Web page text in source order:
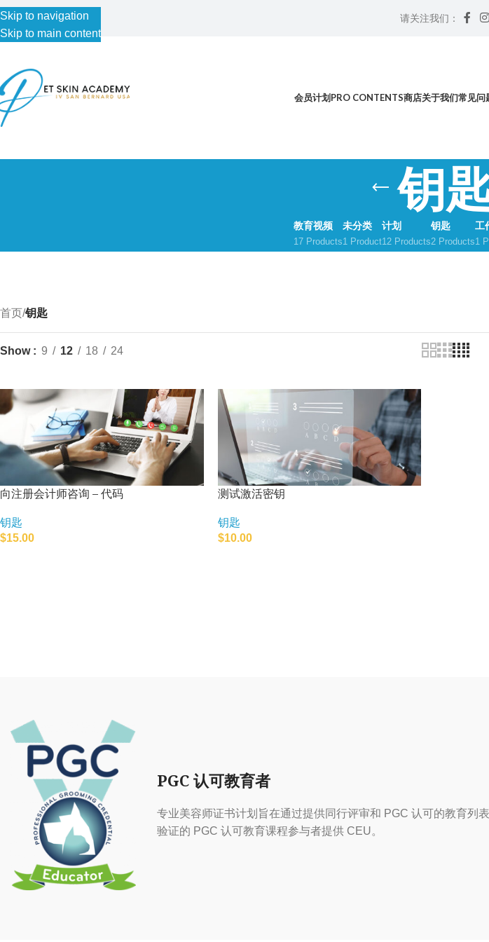
Skip to navigation
Skip to main content
请关注我们：
会员计划PRO CONTENTS商店关于我们常见问
钥
教育视频
17 Products
未分类
1 Product
计划
12 Products
钥匙
2 Products
工
1
首页/钥匙
Show 9 12 18 24
向注册会计师咨询 – 代码
钥匙
$15.00
测试激活密钥
钥匙
$10.00
PGC 认可教育者
专业美容师证书计划旨在通过提供同行评审和 PGC 认可的教育列
验证的 PGC 认可教育课程参与者提供 CEU。